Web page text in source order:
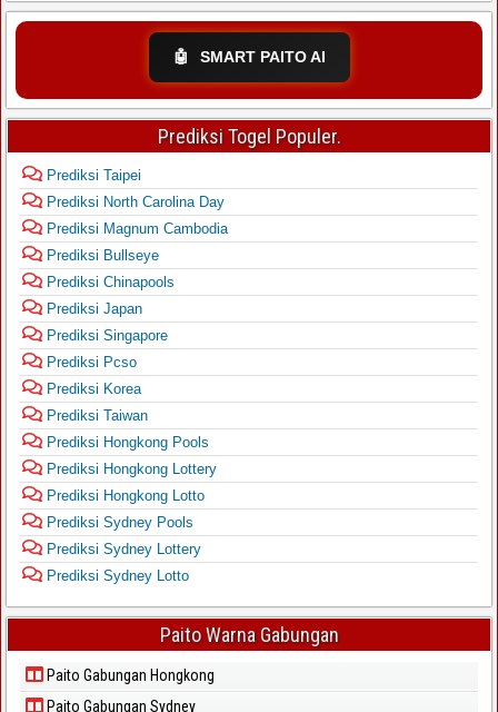
🤖 SMART PAITO AI
Prediksi Togel Populer.
Prediksi Taipei
Prediksi North Carolina Day
Prediksi Magnum Cambodia
Prediksi Bullseye
Prediksi Chinapools
Prediksi Japan
Prediksi Singapore
Prediksi Pcso
Prediksi Korea
Prediksi Taiwan
Prediksi Hongkong Pools
Prediksi Hongkong Lottery
Prediksi Hongkong Lotto
Prediksi Sydney Pools
Prediksi Sydney Lottery
Prediksi Sydney Lotto
Paito Warna Gabungan
Paito Gabungan Hongkong
Paito Gabungan Sydney